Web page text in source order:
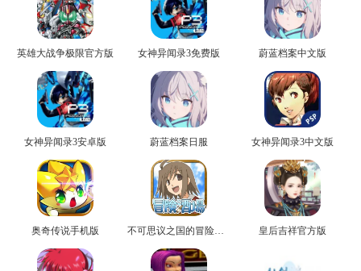
英雄大战争极限官方版 女神异闻录3免费版 蔚蓝档案中文版
女神异闻录3安卓版 蔚蓝档案日服 女神异闻录3中文版
奥奇传说手机版 不可思议之国的冒险官方版 皇后吉祥官方版